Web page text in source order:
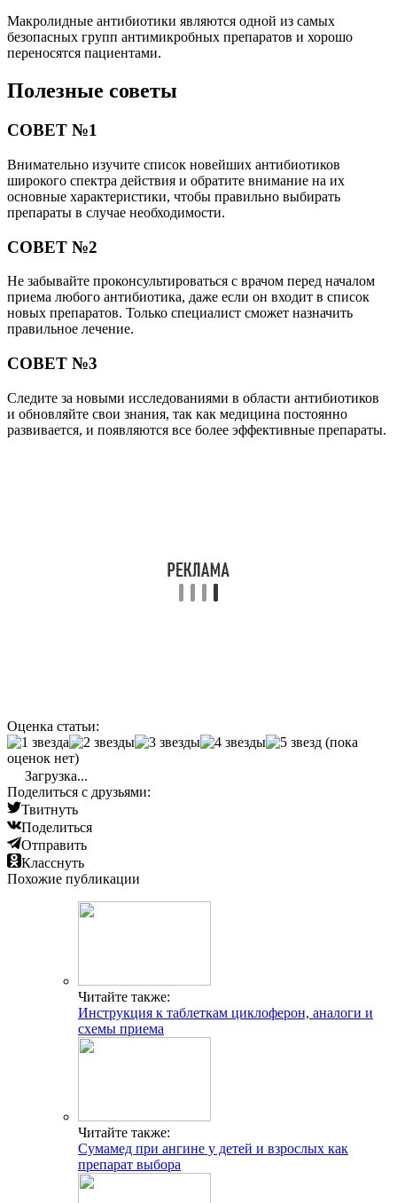
Макролидные антибиотики являются одной из самых
безопасных групп антимикробных препаратов и хорошо
переносятся пациентами.
Полезные советы
СОВЕТ №1
Внимательно изучите список новейших антибиотиков
широкого спектра действия и обратите внимание на их
основные характеристики, чтобы правильно выбирать
препараты в случае необходимости.
СОВЕТ №2
Не забывайте проконсультироваться с врачом перед началом
приема любого антибиотика, даже если он входит в список
новых препаратов. Только специалист сможет назначить
правильное лечение.
СОВЕТ №3
Следите за новыми исследованиями в области антибиотиков
и обновляйте свои знания, так как медицина постоянно
развивается, и появляются все более эффективные препараты.
Оценка статьи:
(пока
оценок нет)
Загрузка...
Поделиться с друзьями:
Твитнуть
Поделиться
Отправить
Класснуть
Похожие публикации
Читайте также:
Инструкция к таблеткам циклоферон, аналоги и
схемы приема
Читайте также:
Сумамед при ангине у детей и взрослых как
препарат выбора